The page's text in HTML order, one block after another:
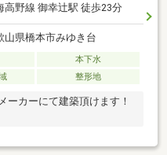
高野線 御幸辻駅 徒歩23分
山県橋本市みゆき台
本下水
整形地
ーカーにて建築頂けます！